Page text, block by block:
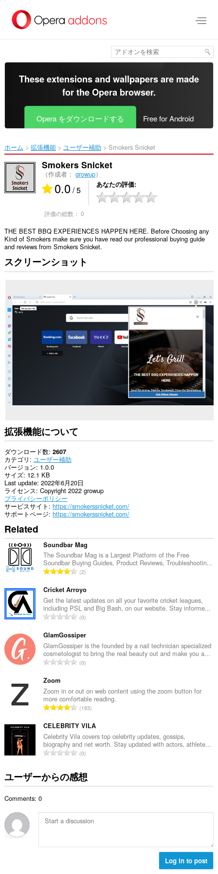
メ
ツ
移
動
These extensions and wallpapers are made
for theOpera browser.
Opera をダウンロードする Free for Android
ホーム 拡張機能 ユーザー補助 Smokers Snicket‎
Smokers Snicket
（作成者： growup）
0.0/ 5 あなたの評価
評価の総数： 0
THE BEST BBQ EXPERIENCES HAPPEN HERE. Before Choosing any
Kind of Smokers make sure you have read our professional buying guide
and reviews from Smokers Snicket.
スクリーンショット
拡張機能について
ダウンロード数 2607
カテゴリ ユーザー補助
バージョン 1.0.0
サイズ 12.1 KB
Last update 2022年6月20日
ライセンス Copyright 2022 growup
プライバシーポリシー
サービスサイト https://smokerssnicket.com/
サポートページ https://smokerssnicket.com/
Related
Soundbar Mag
The Soundbar Mag is a Largest Platform of the Free
Soundbar Buying Guides, Product Reviews, Troubleshootin...
評
の
総
数
：
2
Cricket Arroyo
Get the latest updates on all your favorite cricket leagues,
including PSL and Big Bash, on our website. Stay informe...
評
の
総
数
：
0
GlamGossiper
GlamGossiper is the founded by a nail technician specialized
cosmetologist to bring the real beauty out and make you a...
評
総
数
：
0
Zoom
Zoom in or out on web content using the zoom button for
more comfortable reading.
評
の
総
数
：
193
CELEBRITY VILA
Celebrity Vila covers top celebrity updates, gossips,
biography and net worth. Stay updated with actors, athlete...
評
の
総
0
ユーザーからの感想
Comments: 0
Log in to post